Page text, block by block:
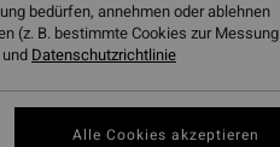
bedürfen, annehmen oder ablehnen
(z. B. bestimmte Cookies zur Messung
und Datenschutzrichtlinie
Alle Cookies akzeptieren